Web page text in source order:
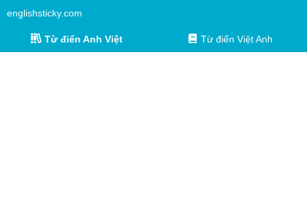
englishsticky.com
Từ điển Anh Việt Từ điển Việt Anh